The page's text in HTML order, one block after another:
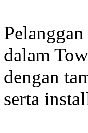
dalam
dengan
serta